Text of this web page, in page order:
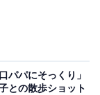
パパにそっくり」
との散歩ショット